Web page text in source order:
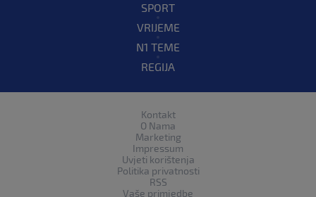
SPORT
VRIJEME
N1 TEME
REGIJA
Kontakt
O Nama
Marketing
Impressum
Uvjeti korištenja
Politika privatnosti
RSS
Vaše primjedbe